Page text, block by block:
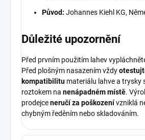
Původ: Johannes Kiehl KG,
Důležité upozornění
Před prvním použitím lahev
Před plošným nasazením vždy
kompatibilitu materiálu lahve a trysky
roztokem na nenápadném místě.
prodejceneručí za poškozenívzniklá
chybným ředěním nebo skladováním.